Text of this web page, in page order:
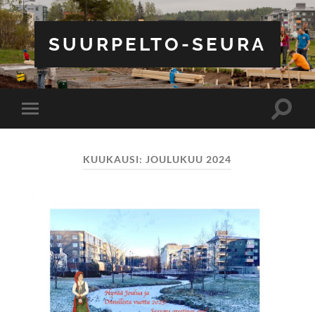
SUURPELTO-SEURA
Toggle
mobile
Toggle
KUUKAUSI: JOULUKUU 2024